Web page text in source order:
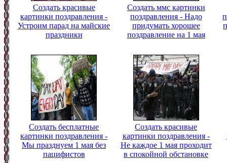
Создать красивые
картинки поздравления -
Устроим парад на майские
праздники
Создать ммс картинки
поздравления - Надо
придумать хорошее
поздравление на 1 мая
Создать бесплатные
картинки поздравления -
Мы празднуем 1 мая без
пацифистов
Создать красивые
картинки поздравления -
Не каждое 1 мая проходит
в спокойной обстановке